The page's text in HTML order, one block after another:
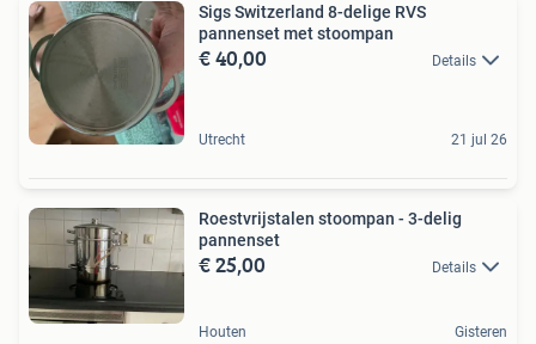
Sigs Switzerland 8-delige RVS
pannenset met stoompan
€ 40,00 Details
Utrecht 21 jul 26
Roestvrijstalen stoompan - 3-delig
pannenset
€ 25,00 Details
Houten Gisteren